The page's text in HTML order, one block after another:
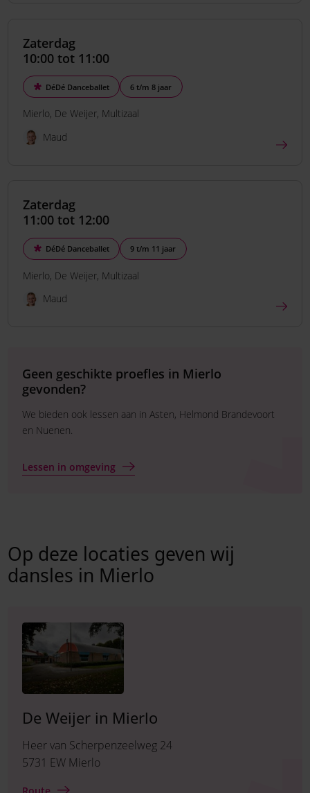
Zaterdag
10:00 tot 11:00
DéDé Danceballet 6 t/m 8 jaar
Mierlo De Weijer Multizaal
Maud
Zaterdag
11:00 tot 12:00
DéDé Danceballet 9 t/m 11 jaar
Mierlo De Weijer Multizaal
Maud
Geen geschikte proefles in Mierlo
gevonden?
We bieden ook lessen aan in Asten, Helmond Brandevoort
en Nuenen.
Lessen in omgeving
Op deze locaties geven wij
dansles in Mierlo
De Weijer in Mierlo
Heer van Scherpenzeelweg 24
5731 EW Mierlo
Route